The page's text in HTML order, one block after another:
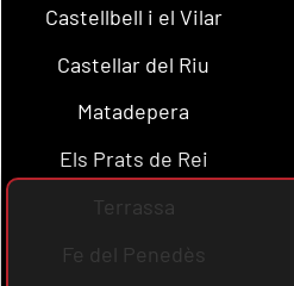
Castellbell i el Vilar
Castellar del Riu
Matadepera
Els Prats de Rei
Terrassa
Fe del Penedès